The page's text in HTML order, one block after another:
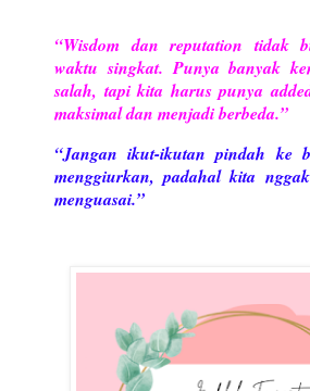
“Wisdom dan reputation tidak
waktu singkat. Punya banyak
salah, tapi kita harus punya
maksimal dan menjadi berbeda.”
“Jangan ikut-ikutan pindah ke
menggiurkan, padahal kita
menguasai.”